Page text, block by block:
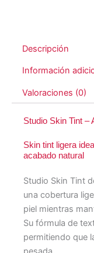
Descripción
Información
Valoraciones (0)
Studio Skin Tint –
Skin tint ligera
acabado natural
Studio Skin Tint
una cobertura
piel mientras
Su fórmula de
permitiendo que